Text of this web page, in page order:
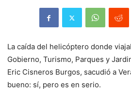
La caída del helicóptero donde
Gobierno, Turismo, Parques y
Eric Cisneros Burgos, sacudió a
bueno: sí, pero es en serio.